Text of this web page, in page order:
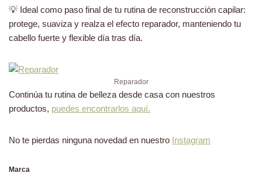
💡 Ideal como paso final de tu rutina de reconstrucción capilar:
protege, suaviza y realza el efecto reparador, manteniendo tu
cabello fuerte y flexible día tras día.
Reparador
Continúa tu rutina de belleza desde casa con nuestros
productos, puedes encontrarlos aquí.
No te pierdas ninguna novedad en nuestro Instagram
Marca